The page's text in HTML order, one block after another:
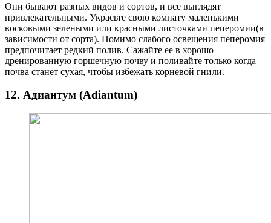
Они бывают разных видов и сортов, и все выглядят
привлекательными. Украсьте свою комнату маленькими
восковыми зелеными или красными листочками пеперомии(в
зависимости от сорта). Помимо слабого освещения пеперомия
предпочитает редкий полив. Сажайте ее в хорошо
дренированную горшечную почву и поливайте только когда
почва станет сухая, чтобы избежать корневой гнили.
12. Адиантум (Adiantum)